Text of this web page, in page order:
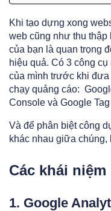
Khi tạo dựng xong
web cũng như thu
của bạn là quan trọng
hiệu quả. Có 3 công
của mình trước khi đưa
chạy quảng cáo:
Console và Google
Và để phân biệt công
khác nhau giữa chúng,
Các khái niệm
1. Google